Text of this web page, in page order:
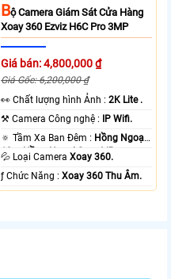
BỘ Camera Giám Sát Cửa Hàng
Xoay 360 Ezviz H6C Pro 3MP
Giá bán: 4,800,000 ₫
Giá Gốc: 6,200,000 ₫
️👀 Chất lượng hình Ảnh :2K Lite .
⚒ Camera Công nghệ :
IP Wifi.
🔅 Tầm Xa Ban Đêm : Hồng Ngoại
10m Hồng Ngoại Smart IR.
💦 Loại CameraXoay 360.
️ƒ Chức Năng :Xoay 360 Thu Âm.